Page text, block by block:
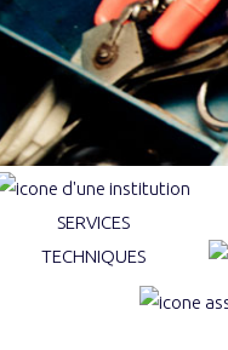
SERVICES
TECHNIQUES